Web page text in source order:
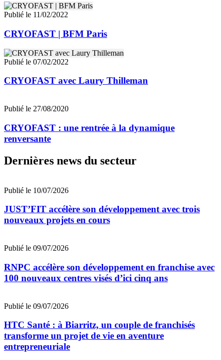
Publié le 11/02/2022
CRYOFAST | BFM Paris
Publié le 07/02/2022
CRYOFAST avec Laury Thilleman
Publié le 27/08/2020
CRYOFAST : une rentrée à la dynamique
renversante
Dernières news du secteur
Publié le 10/07/2026
JUST’FIT accélère son développement avec trois
nouveaux projets en cours
Publié le 09/07/2026
RNPC accélère son développement en franchise avec
100 nouveaux centres visés d’ici cinq ans
Publié le 09/07/2026
HTC Santé : à Biarritz, un couple de franchisés
transforme un projet de vie en aventure
entrepreneuriale